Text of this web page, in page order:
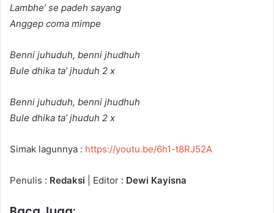
Lambhe’ se padeh sayang
Anggep coma mimpe
Benni juhuduh, benni jhudhuh
Bule dhika ta’ jhuduh 2 x
Benni juhuduh, benni jhudhuh
Bule dhika ta’ jhuduh 2 x
Simak lagunnya : https://youtu.be/6h1-t8RJ52A
Penulis : Redaksi | Editor : Dewi Kayisna